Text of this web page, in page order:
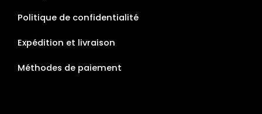
Politique de confidentialité
Expédition et livraison
Méthodes de paiement